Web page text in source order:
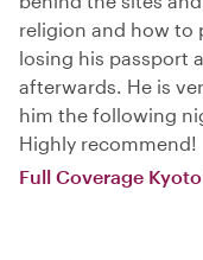
religion and how to
losing his passport
afterwards. He is
him the following
Highly recommend!
Full Coverage